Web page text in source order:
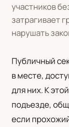
Ф
Ц Ш
Polski
участников
затрагивает
нарушать
Публичный
в месте,
для них. К
подъезде,
если